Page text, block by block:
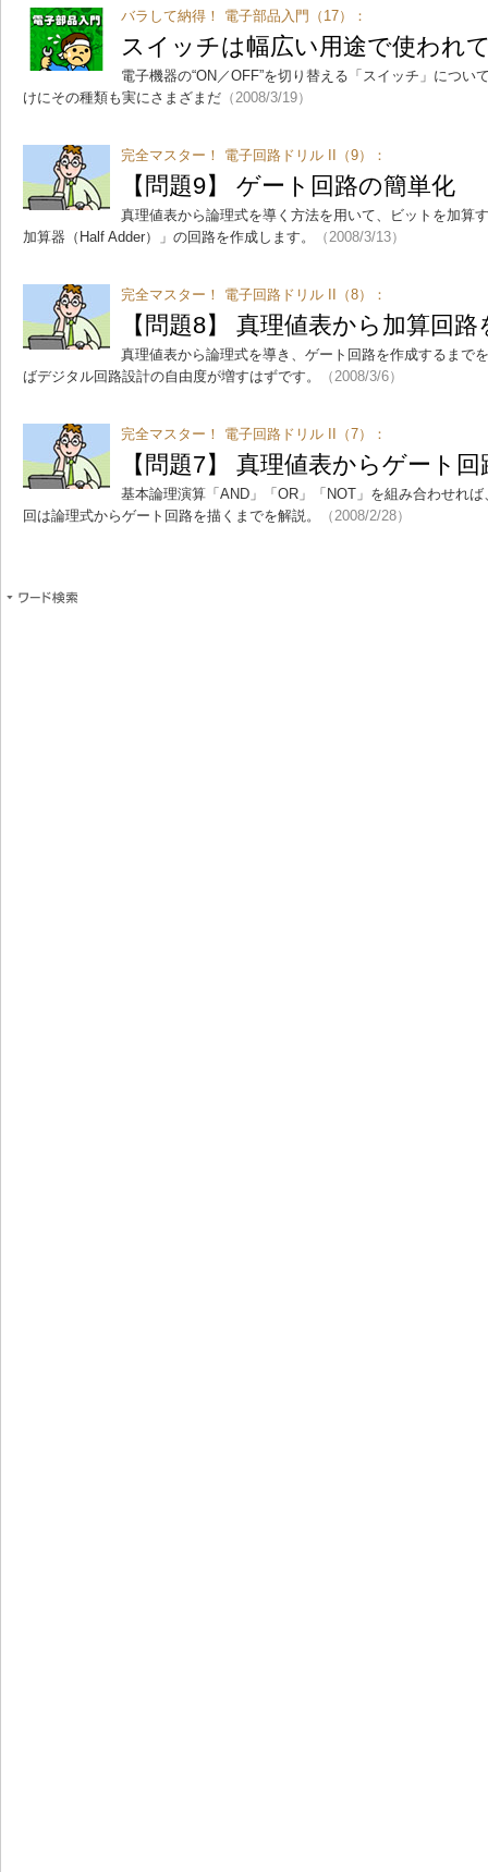
バラして納得！ 電子部品入門（17）：
スイッチは幅広い用途で使われ
電子機器の“ON／OFF”を切り替える「スイッチ」につい
けにその種類も実にさまざまだ （2008/3/19）
完全マスター！ 電子回路ドリル II（9）：
【問題9】 ゲート回路の簡単化
真理値表から論理式を導く方法を用いて、ビットを加算
加算器（Half Adder）」の回路を作成します。
（2008/3/13）
完全マスター！ 電子回路ドリル II（8）：
【問題8】 真理値表から加算回
真理値表から論理式を導き、ゲート回路を作成するまで
ばデジタル回路設計の自由度が増すはずです。
（2008/3/6）
完全マスター！ 電子回路ドリル II（7）：
【問題7】 真理値表からゲート
基本論理演算「AND」「OR」「NOT」を組み合わせれ
回は論理式からゲート回路を描くまでを解説。
（2008/2/28）